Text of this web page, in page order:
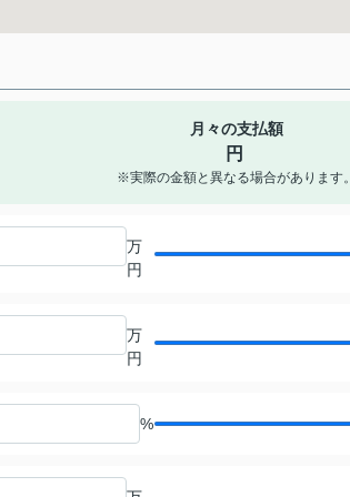
月々の支払額
円
※実際の金額と異なる場合があります。
万
円
万
円
%